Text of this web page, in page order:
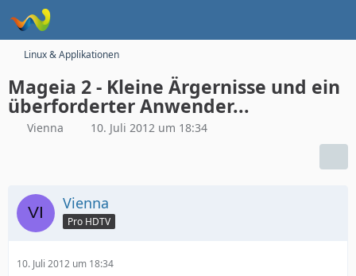
Linux & Applikationen
Mageia 2 - Kleine Ärgernisse und ein
überforderter Anwender...
Vienna 10. Juli 2012 um 18:34
Vienna
Pro HDTV
10. Juli 2012 um 18:34